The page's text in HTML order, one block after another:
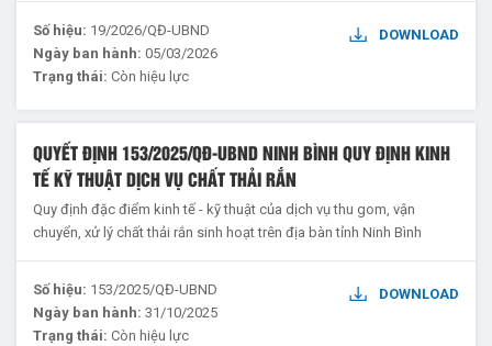
Số hiệu: 19/2026/QĐ-UBND
Ngày ban hành: 05/03/2026
Trạng thái: Còn hiệu lực
DOWNLOAD
QUYẾT ĐỊNH 153/2025/QĐ-UBND NINH BÌNH QUY ĐỊNH KINH
TẾ KỸ THUẬT DỊCH VỤ CHẤT THẢI RẮN
Quy định đặc điểm kinh tế - kỹ thuật của dịch vụ thu gom, vận
chuyển, xử lý chất thải rắn sinh hoạt trên địa bàn tỉnh Ninh Bình
Số hiệu: 153/2025/QĐ-UBND
Ngày ban hành: 31/10/2025
Trạng thái: Còn hiệu lực
DOWNLOAD